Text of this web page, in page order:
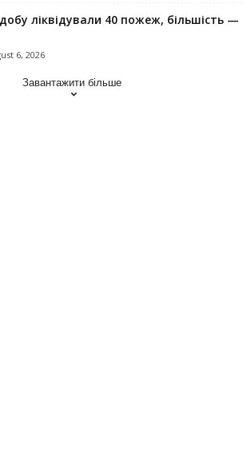
ліквідували 40 пожеж, більшість —
6, 2026
Завантажити більше